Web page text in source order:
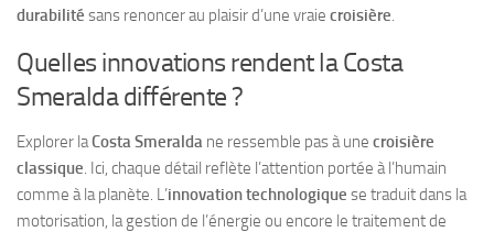
durabilité sans renoncer au plaisir d’une vraie croisière.
Quelles innovations rendent la Costa
Smeralda différente ?
Explorer laCosta Smeralda ne ressemble pas à une croisière
classique. Ici, chaque détail reflète l’attention portée à l’humain
comme à la planète. L’innovation technologique se traduit dans la
motorisation, la gestion de l’énergie ou encore le traitement de